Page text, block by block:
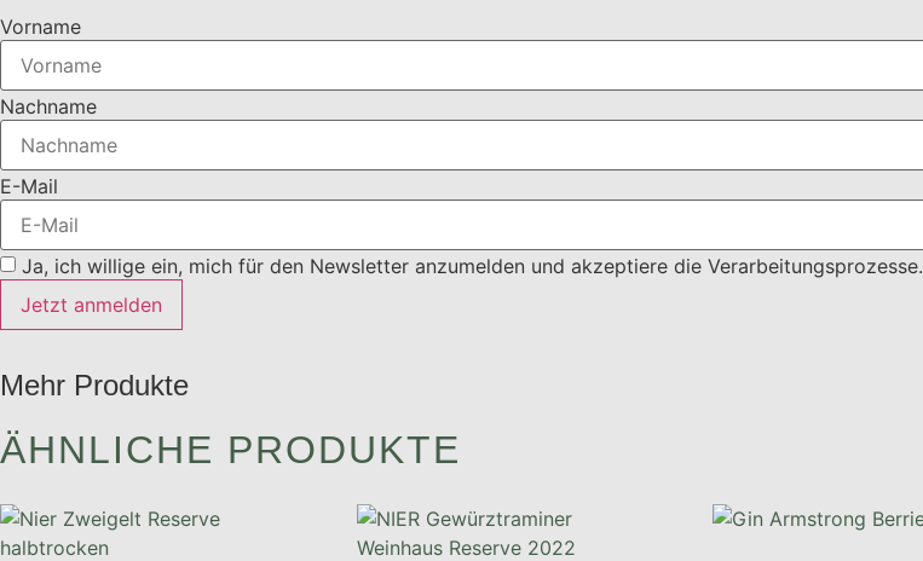
Vorname
Nachname
E-Mail
Ja, ich willige ein, mich für den Newsletter anzumelden und akzeptiere die Verarbeitungsprozesse.
Jetzt anmelden
Mehr Produkte
ÄHNLICHE PRODUKTE